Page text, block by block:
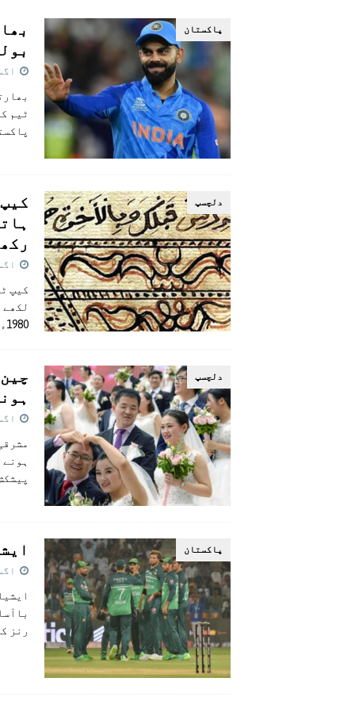
پاکستان پاکستان
اگست
ٹیم
دلچسپ
اگست
لکھے
1980ء کی دہائی کے وسط میں تزئین و
دلچسپ
اگست
پاکستان
اگست
رنز